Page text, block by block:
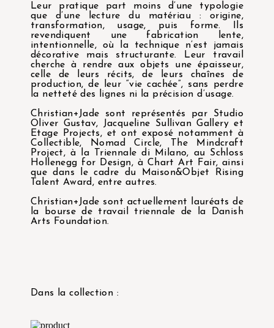
Leur pratique part moins d’une typologie
que d’une lecture du matériau : origine,
transformation, usage, puis forme. Ils
revendiquent une fabrication lente,
intentionnelle, où la technique n’est jamais
décorative mais structurante. Leur travail
cherche à rendre aux objets une épaisseur,
celle de leurs récits, de leurs chaînes de
production, de leur “vie cachée”, sans perdre
la netteté des lignes ni la précision d’usage.
Christian+Jade sont représentés par Studio
Oliver Gustav, Jacqueline Sullivan Gallery et
Etage Projects, et ont exposé notamment à
Collectible, Nomad Circle, The Mindcraft
Project, à la Triennale di Milano, au Schloss
Hollenegg for Design, à Chart Art Fair, ainsi
que dans le cadre du Maison&Objet Rising
Talent Award, entre autres.
Christian+Jade sont actuellement lauréats de
la bourse de travail triennale de la Danish
Arts Foundation.
Dans la collection :